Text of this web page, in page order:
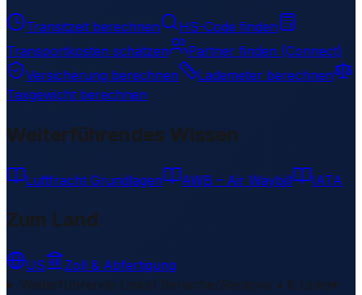
Transitzeit berechnen
HS-Code finden
Transportkosten schätzen
Partner finden (Connect)
Versicherung berechnen
Lademeter berechnen
Taxgewicht berechnen
Weiterführendes Wissen
Luftfracht Grundlagen AWB – Air Waybill IATA
Zum Land
US
Zoll & Abfertigung
Weiterführende Links1 Bereiche/Sections • 8 Links▾